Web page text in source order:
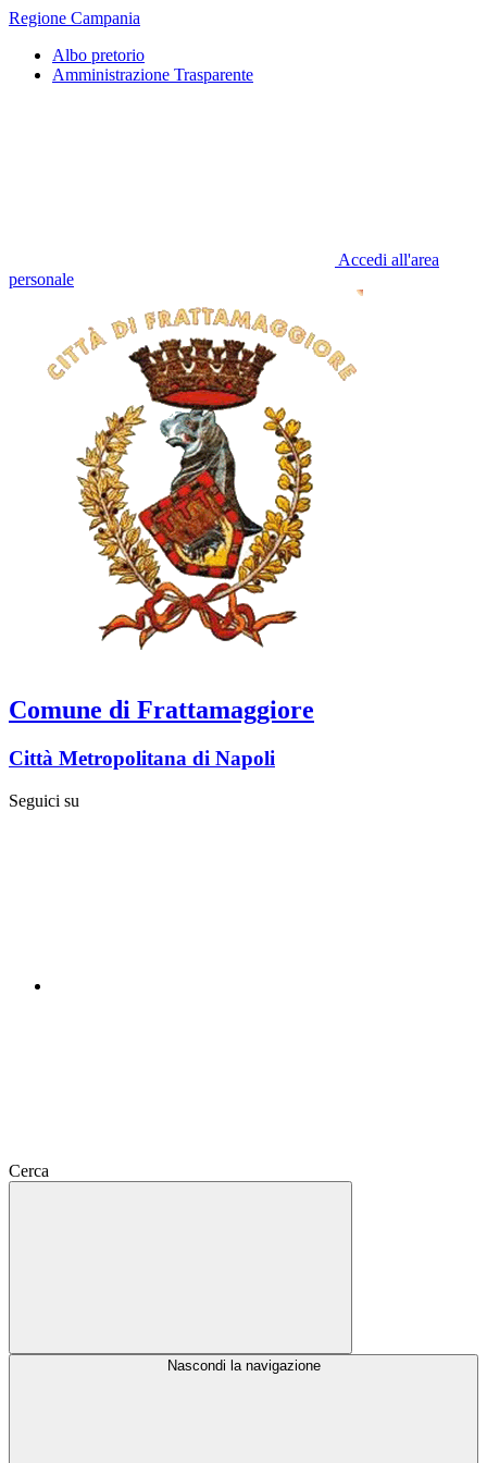
Regione Campania
Albo pretorio
Amministrazione Trasparente
Accedi all'area
personale
Comune di Frattamaggiore
Città Metropolitana di Napoli
Seguici su
Cerca
Nascondi la navigazione